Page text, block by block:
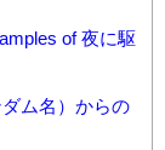
of 夜に駆
ム名）からの